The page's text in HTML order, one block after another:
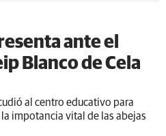
ante el
Blanco de Cela
al centro educativo para
impotancia vital de las abejas